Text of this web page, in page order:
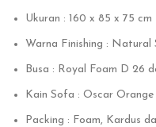
Ukuran : 160 x 85 x 75
Warna Finishing :
Busa : Royal Foam D 26
Kain Sofa : Oscar Orange
Packing : Foam, Kardus